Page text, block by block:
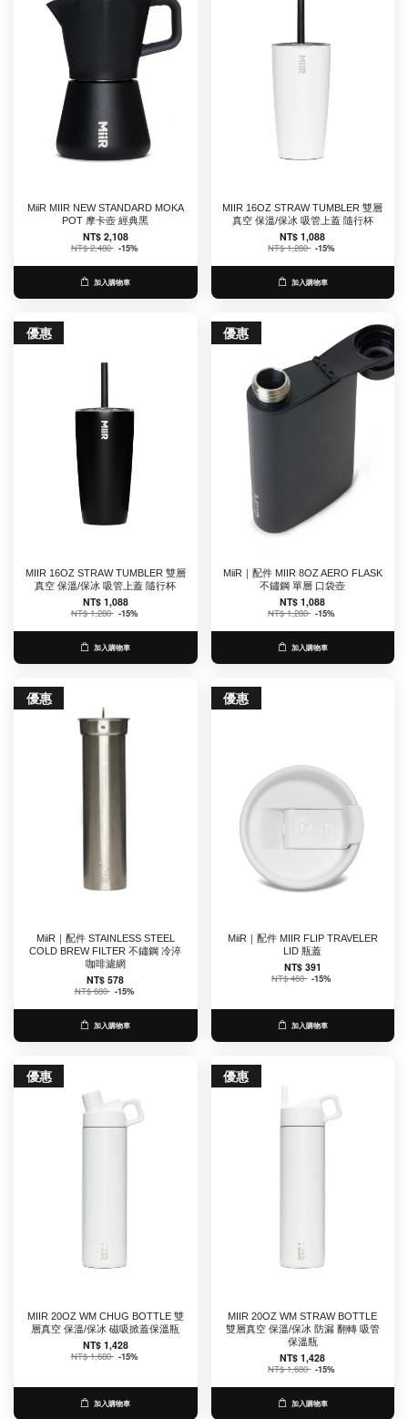
MiiR MIIR NEW STANDARD MOKA
POT 摩卡壺 經典黑
NT$ 2,108
NT$ 2,480 -15%
加入購物車
MIIR 16OZ STRAW TUMBLER 雙層
真空 保溫/保冰 吸管上蓋 隨行杯
NT$ 1,088
NT$ 1,280 -15%
加入購物車
優惠
MIIR 16OZ STRAW TUMBLER 雙層
真空 保溫/保冰 吸管上蓋 隨行杯
NT$ 1,088
NT$ 1,280 -15%
加入購物車
優惠
MiiR｜配件 MIIR 8OZ AERO FLASK
不鏽鋼 單層 口袋壺
NT$ 1,088
NT$ 1,280 -15%
加入購物車
優惠
MiiR｜配件 STAINLESS STEEL
COLD BREW FILTER 不鏽鋼 冷淬
咖啡濾網
NT$ 578
NT$ 680 -15%
加入購物車
優惠
MiiR｜配件 MIIR FLIP TRAVELER
LID 瓶蓋
NT$ 391
NT$ 460 -15%
加入購物車
優惠
MIIR 20OZ WM CHUG BOTTLE 雙
層真空 保溫/保冰 磁吸掀蓋保溫瓶
NT$ 1,428
NT$ 1,680 -15%
加入購物車
優惠
MIIR 20OZ WM STRAW BOTTLE
雙層真空 保溫/保冰 防漏 翻轉 吸管
保溫瓶
NT$ 1,428
NT$ 1,680 -15%
加入購物車